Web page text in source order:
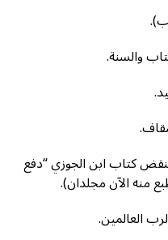
كتاب ابن الجوزي “دفع
منه الآن مجلدان).